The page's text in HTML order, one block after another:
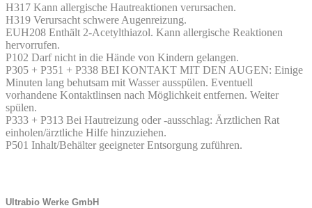
H317 Kann allergische Hautreaktionen verursachen.
H319 Verursacht schwere Augenreizung.
EUH208 Enthält 2-Acetylthiazol. Kann allergische Reaktionen
hervorrufen.
P102 Darf nicht in die Hände von Kindern gelangen.
P305 + P351 + P338 BEI KONTAKT MIT DEN AUGEN: Einige
Minuten lang behutsam mit Wasser ausspülen. Eventuell
vorhandene Kontaktlinsen nach Möglichkeit entfernen. Weiter
spülen.
P333 + P313 Bei Hautreizung oder -ausschlag: Ärztlichen Rat
einholen/ärztliche Hilfe hinzuziehen.
P501 Inhalt/Behälter geeigneter Entsorgung zuführen.
Ultrabio Werke GmbH